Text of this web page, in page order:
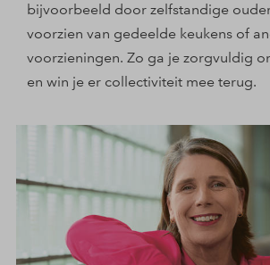
bijvoorbeeld door zelfstandige
voorzien van gedeelde keukens of
voorzieningen. Zo ga je zorgvuldig
en win je er collectiviteit mee terug.